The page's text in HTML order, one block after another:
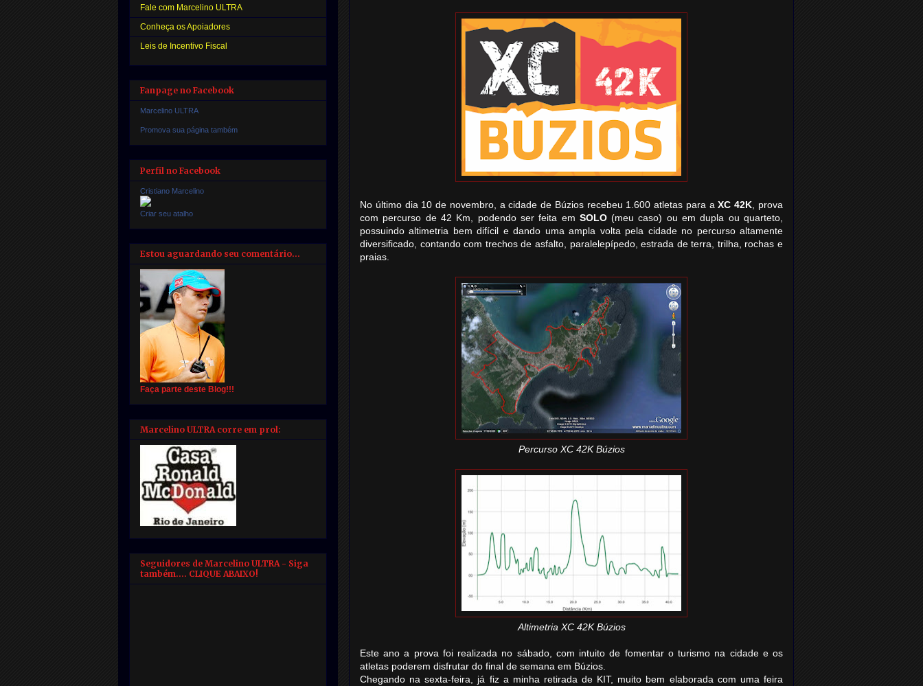
No último dia 10 de novembro, a cidade de Búzios recebeu 1.600 atletas para aXC 42K , prova
com percurso de 42 Km, podendo ser feita em SOLO(meu caso) ou em dupla ou quarteto,
possuindo altimetria bem difícil e dando uma ampla volta pela cidade no percurso altamente
diversificado, contando com trechos de asfalto, paralelepípedo, estrada de terra, trilha, rochas e
praias.
Percurso XC 42K Búzios
Altimetria XC 42K Búzios
Este ano a prova foi realizada no sábado, com intuito de fomentar o turismo na cidade e os
atletas poderem disfrutar do final de semana em Búzios.
Chegando na sexta-feira, já fiz a minha retirada de KIT, muito bem elaborada com uma feira
Fale com Marcelino ULTRA
Conheça os Apoiadores
Leis de Incentivo Fiscal
Fanpage no Facebook
Marcelino ULTRA
Promova sua página também
Perfil no Facebook
Cristiano Marcelino
Criar seu atalho
Estou aguardando seu comentário...
Faça parte deste Blog!!!
Marcelino ULTRA corre em prol:
Seguidores de Marcelino ULTRA - Siga
também.... CLIQUE ABAIXO!